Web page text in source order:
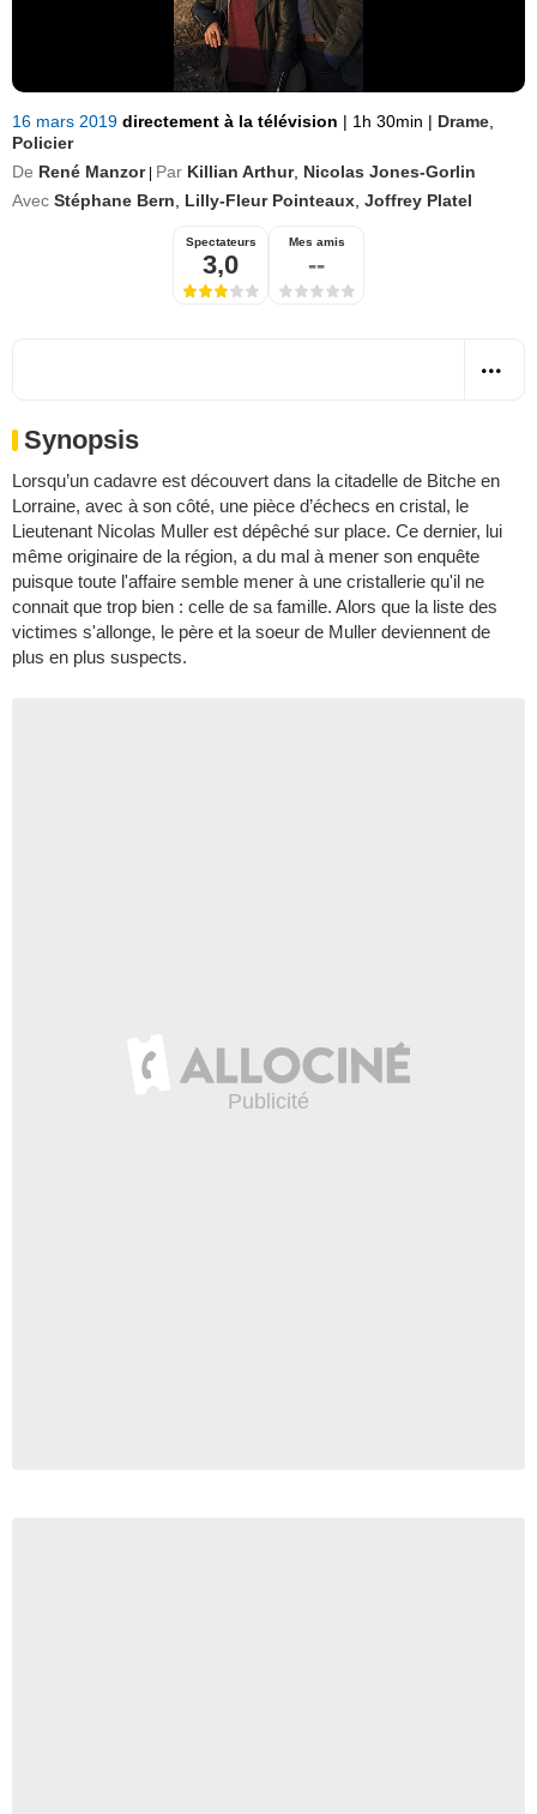
16 mars 2019 directement à la télévision | 1h 30min | Drame
Policier
De René Manzor Par Killian Arthur, Nicolas Jones-Gorlin
Avec Stéphane Bern Lilly-Fleur Pointeaux Joffrey Platel
Spectateurs
3,0
Mes amis
--
Synopsis
Lorsqu’un cadavre est découvert dans la citadelle de Bitche en
Lorraine, avec à son côté, une pièce d’échecs en cristal, le
Lieutenant Nicolas Muller est dépêché sur place. Ce dernier, lui
même originaire de la région, a du mal à mener son enquête
puisque toute l'affaire semble mener à une cristallerie qu'il ne
connait que trop bien : celle de sa famille. Alors que la liste des
victimes s'allonge, le père et la soeur de Muller deviennent de
plus en plus suspects.